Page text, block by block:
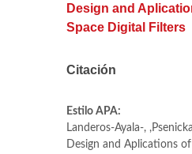
Design and
Space Digital Filters
Citación
Estilo APA:
Landeros-Ayala-,
Design and Aplications